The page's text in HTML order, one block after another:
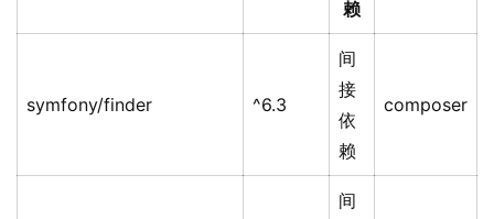
赖
symfony/finder ^6.3
间
接
依
赖
composer
间